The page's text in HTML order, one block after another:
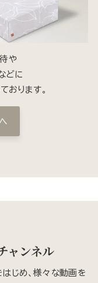
や
どに
おります。
ャンネル
じめ、様々な動画を